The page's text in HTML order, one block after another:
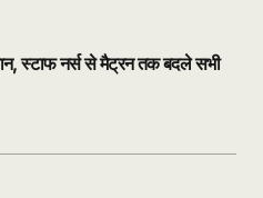
स्टाफ नर्स से मैट्रन तक बदले सभी